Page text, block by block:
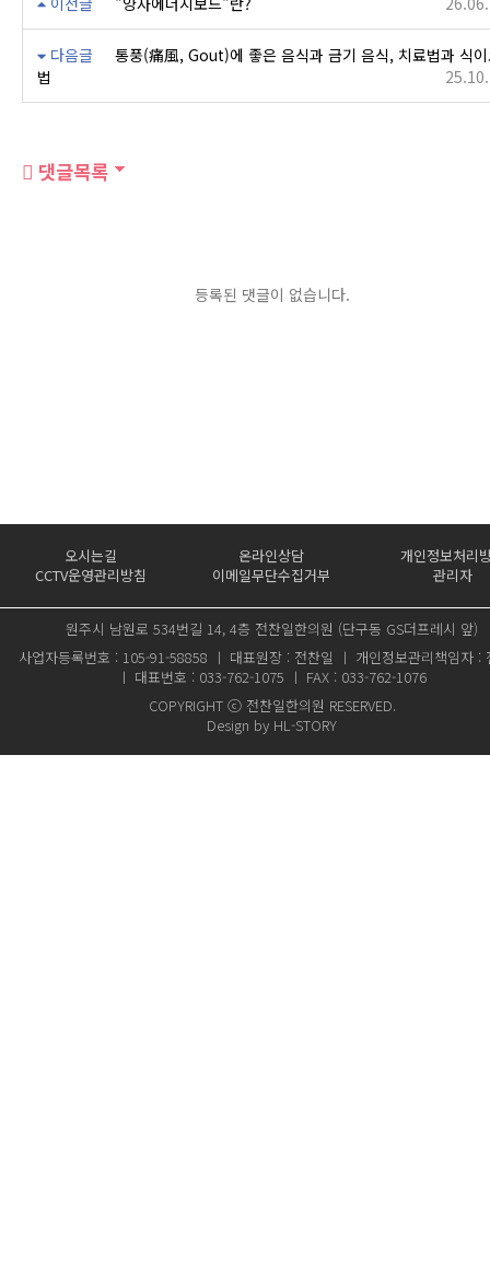
다음글
통풍(痛風, Gout)에 좋은 음식과 금기 음식, 치료법과 식
법
댓글목록
등록된 댓글이 없습니다.
오시는길 온라인상담
개인정보처리
CCTV운영관리방침
이메일무단수집거부 관리자
원주시 남원로 534번길 14, 4층 전찬일한의원 (단구동 GS더프레시 앞)
사업자등록번호 : 105-91-58858 ㅣ 대표원장 : 전찬일 ㅣ 개인정보관리책임자 :
ㅣ 대표번호 : 033-762-1075 ㅣ FAX : 033-762-1076
COPYRIGHT ⓒ 전찬일한의원 RESERVED.
Design by HL-STORY